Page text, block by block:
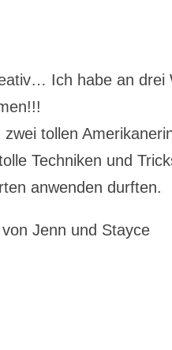
Ich habe an drei
tollen
Techniken und
anwenden durften.
Jenn und Stayce